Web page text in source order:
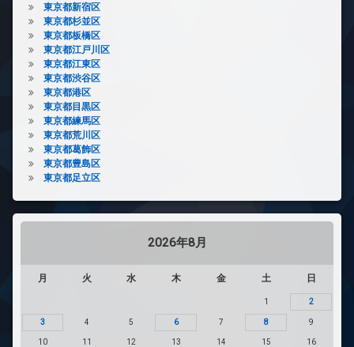
東京都新宿区
東京都杉並区
東京都板橋区
東京都江戸川区
東京都江東区
東京都渋谷区
東京都港区
東京都目黒区
東京都練馬区
東京都荒川区
東京都葛飾区
東京都豊島区
東京都足立区
2026年8月
月 火 水 木 金 土 日
1 2
3 4 5 6 7 8 9
10 11 12 13 14 15 16